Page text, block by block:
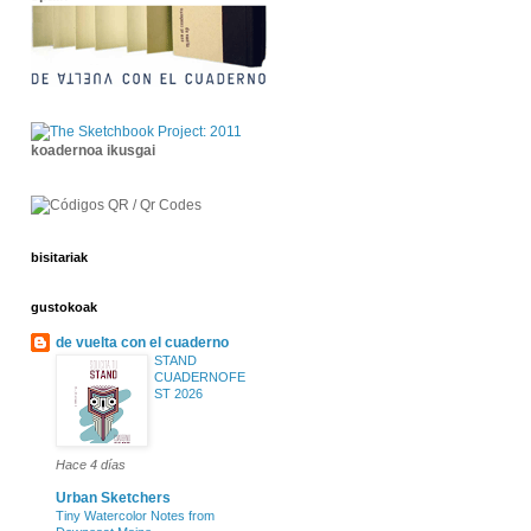
koadernoa ikusgai
bisitariak
gustokoak
de vuelta con el cuaderno
STAND
CUADERNOFE
ST 2026
Hace 4 días
Urban Sketchers
Tiny Watercolor Notes from